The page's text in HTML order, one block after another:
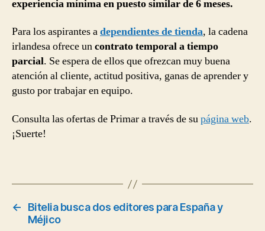
experiencia mínima en puesto similar de 6 meses.
Para los aspirantes adependientes de tienda, la cadena
irlandesa ofrece uncontrato temporal a tiempo
parcial. Se espera de ellos que ofrezcan muy buena
atención al cliente, actitud positiva, ganas de aprender y
gusto por trabajar en equipo.
Consulta las ofertas de Primar a través de supágina web.
¡Suerte!
←
Bitelia busca dos editores para España y
Méjico